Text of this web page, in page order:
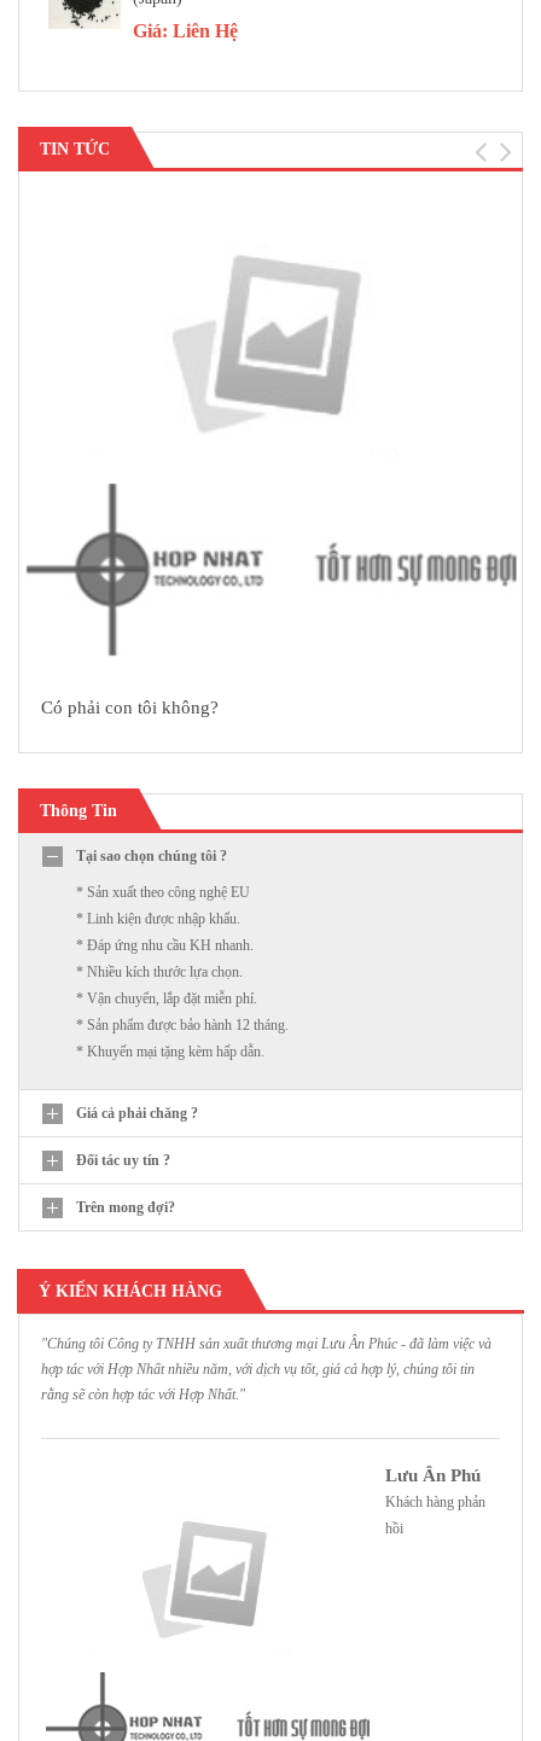
Giá: Liên Hệ
TIN TỨC
Có phải con tôi không?
Thông Tin
Tại sao chọn chúng tôi ?
* Sản xuất theo công nghệ EU
* Linh kiện được nhập khẩu.
* Đáp ứng nhu cầu KH nhanh.
* Nhiều kích thước lựa chọn.
* Vận chuyển, lắp đặt miễn phí.
* Sản phẩm được bảo hành 12 tháng.
* Khuyến mại tặng kèm hấp dẫn.
Giá cả phải chăng ?
Đối tác uy tín ?
Trên mong đợi?
Ý KIẾN KHÁCH HÀNG
"Chúng tôi Công ty TNHH sản xuất thương mại Lưu Ân Phúc - đã làm việc và
hợp tác với Hợp Nhất nhiều năm, với dịch vụ tốt, giá cả hợp lý, chúng tôi tin
rằng sẽ còn hợp tác với Hợp Nhất."
Lưu Ân Phú
Khách hàng phản
hồi